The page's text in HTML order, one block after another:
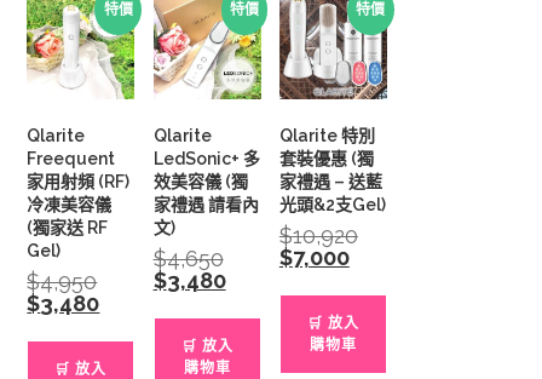
特價
Qlarite
Freequent
家用射頻 (RF)
冷凍美容儀
(獨家送 RF
Gel)
$4,950Original
price
was:
$3,480Current
price
🛒 放入
特價
Qlarite
LedSonic+ 多
效美容儀 (獨
家禮遇 請看內
文)
$4,650Original
price
was:
$3,480Current
price
🛒 放入
購物車
特價
Qlarite 特別
套裝優惠 (獨
家禮遇 – 送藍
光頭&2支Gel)
$10,920Original
$7,000Current
price
🛒 放入
購物車